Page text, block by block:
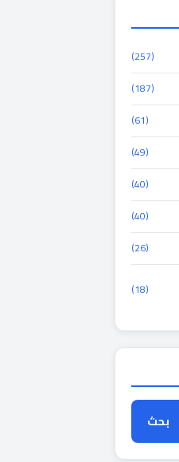
(257)
(187)
(61)
(49)
(40)
(40)
(26)
(18)
بحث